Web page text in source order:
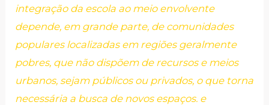
integração da escola ao meio envolvente
depende, em grande parte, de comunidades
populares localizadas em regiões geralmente
pobres, que não dispõem de recursos e meios
urbanos, sejam públicos ou privados, o que torna
necessária a busca de novos espaços. e